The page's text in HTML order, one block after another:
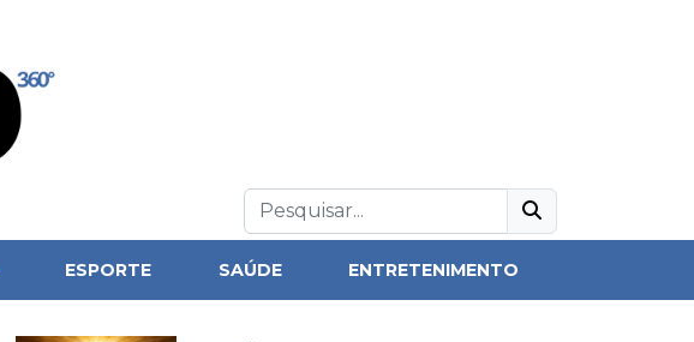
ESPORTE SAÚDE ENTRETENIMENTO